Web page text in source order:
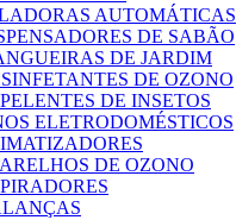
AUTOMÁTICAS
DE SABÃO
DE JARDIM
DE OZONO
DE INSETOS
ELETRODOMÉSTICOS
DE OZONO